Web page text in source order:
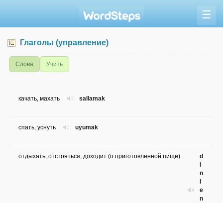
☰
Глаголы (управление)
Слова Учить
sallamak
качать, махать
uyumak
спать, уснуть
d
i
n
e
n
отдыхать, отстояться, доходит (о приготовленной пище)